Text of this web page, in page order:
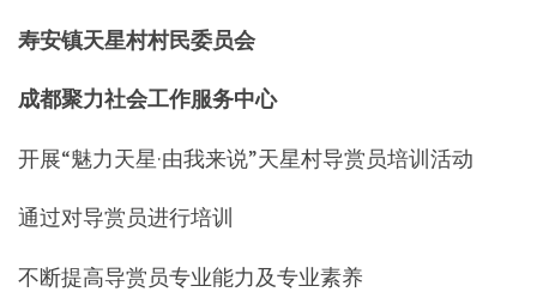
寿安镇天星村村民委员会
成都聚力社会工作服务中心
开展“魅力天星·由我来说”天星村导赏员培训活动
通过对导赏员进行培训
不断提高导赏员专业能力及专业素养